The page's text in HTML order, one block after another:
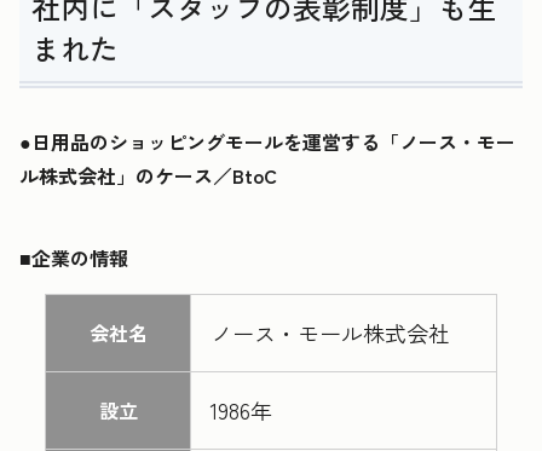
まれた
●日用品のショッピングモールを運営する「ノース・モー
ル株式会社」のケース／BtoC
■企業の情報
会社名 ノース・モール株式会社
設立 1986年